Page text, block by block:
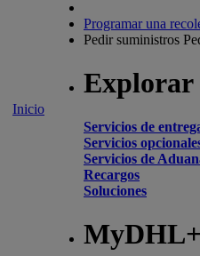
Inicio
Programar una
Pedir suministros
Explorar
Servicios de
Servicios
Servicios de
Recargos
Soluciones